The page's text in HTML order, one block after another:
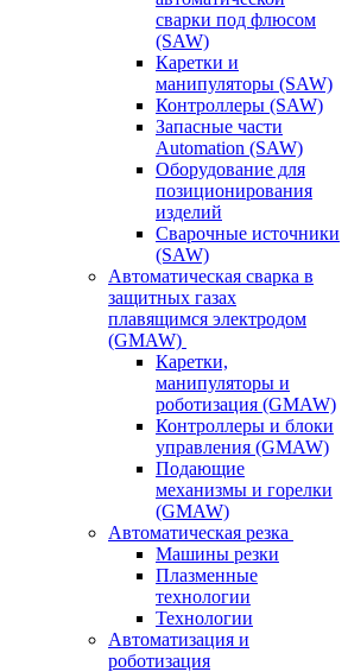
сварки под флюсом
(SAW)
Каретки и
манипуляторы (SAW)
Контроллеры (SAW)
Запасные части
Automation (SAW)
Оборудование для
позиционирования
изделий
Сварочные источники
(SAW)
Автоматическая сварка в
защитных газах
плавящимся электродом
(GMAW)
Каретки,
манипуляторы и
роботизация (GMAW)
Контроллеры и блоки
управления (GMAW)
Подающие
механизмы и горелки
(GMAW)
Автоматическая резка
Машины резки
Плазменные
технологии
Технологии
Автоматизация и
роботизация